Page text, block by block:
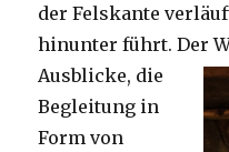
der Felskante
hinunter führt. Der
Ausblicke, die
Begleitung in
Form von